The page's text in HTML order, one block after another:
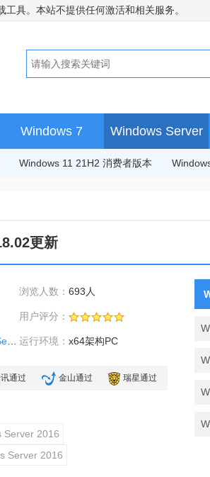
具。本站不提供任何激活和相关服务。
Windows 7 Windows Server
Windows 11 21H2 消费者版本
更新
浏览人数： 693人
用户评分：
运行环境： x64架构PC
通过 金山通过 瑞星通过
Server 2016
Server 2016